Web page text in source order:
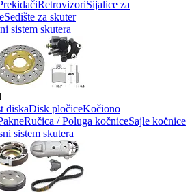
RetrovizoriSijalice za
Sedište za skuter
sistem skutera
diskaDisk pločiceKočiono
Ručica / Poluga kočniceSajle kočnice
sistem skutera